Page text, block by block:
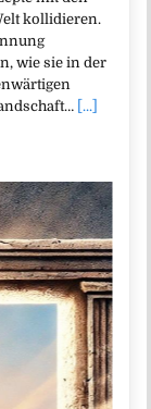
kollidieren.
wie sie in der
[...]